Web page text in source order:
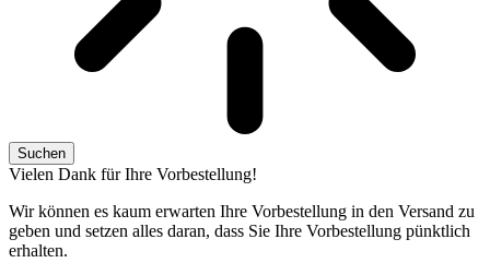
Suchen
Vielen Dank für Ihre Vorbestellung!
Wir können es kaum erwarten Ihre Vorbestellung in den Versand zu
geben und setzen alles daran, dass Sie Ihre Vorbestellung pünktlich
erhalten.